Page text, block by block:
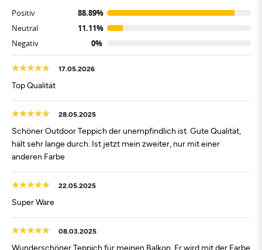
Positiv
88.89%
Neutral
11.11%
Negativ
0%
17.05.2026
Top Qualität
28.05.2025
Schöner Outdoor Teppich der unempfindlich ist. Gute Qualität,
hält sehr lange durch. Ist jetzt mein zweiter, nur mit einer
anderen Farbe
22.05.2025
Super Ware
08.03.2025
Wunderschöner Teppich für meinen Balkon. Er wird mit der Farbe